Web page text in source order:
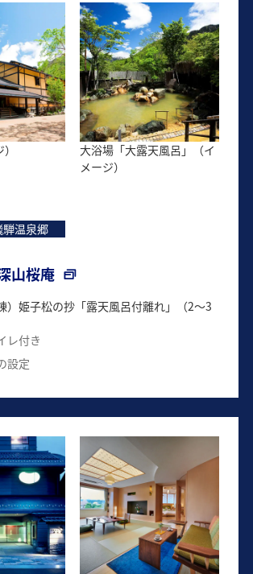
温泉郷
山桜庵
）姫子松の抄「露天風呂付離れ」（2～3
レ付き
設定
大浴場「大露天風呂」（イ
メージ）